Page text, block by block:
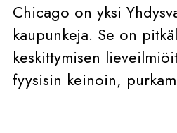
Chicago on yksi
kaupunkeja. Se on
keskittymisen
fyysisin keinoin,